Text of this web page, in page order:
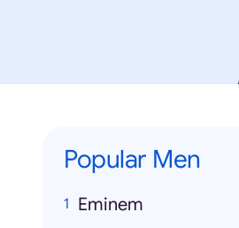
Popular Men
Eminem